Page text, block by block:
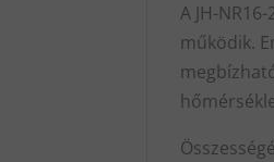
A JH-
működik.